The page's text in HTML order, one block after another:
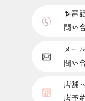
お電
問い
メー
問い
店舗
店予